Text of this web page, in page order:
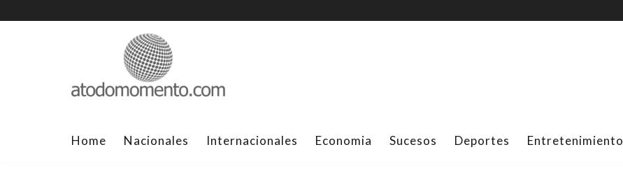
Home Nacionales Internacionales Economia Sucesos Deportes Entretenimiento